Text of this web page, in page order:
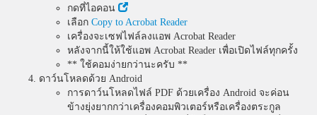
กดที่ไอคอน
เลือก Copy to Acrobat Reader
เครื่องจะเซฟไฟล์ลงแอพ Acrobat Reader
หลังจากนี้ให้ใช้แอพ Acrobat Reader เพื่อเปิดไฟล์ทุกครั้ง
** ใช้คอมง่ายกว่านะครับ **
ดาว์นโหลดด้วย Android
การดาว์นโหลดไฟล์ PDF ด้วยเครื่อง Android จะค่อน
ข้างยุ่งยากกว่าเครื่องคอมพิวเตอร์หรือเครื่องตระกูล